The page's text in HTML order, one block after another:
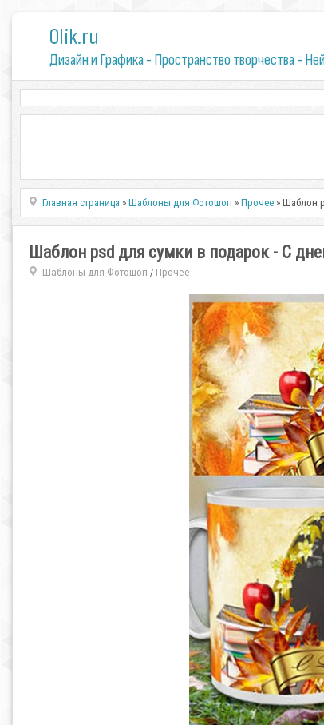
0lik.ru
Дизайн и Графика - Пространство творчества -
Главная страница »Шаблоны для Фотошоп »Прочее » Шаблон
Шаблон psd для сумки в подарок - С
Шаблоны для Фотошоп / Прочее